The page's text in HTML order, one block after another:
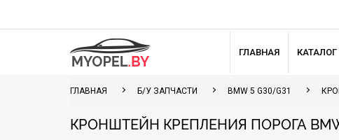
ГЛАВНАЯ КАТАЛОГ
ГЛАВНАЯ Б/У ЗАПЧАСТИ BMW 5 G30/G31
КРОНШТЕЙН КРЕПЛЕНИЯ ПОРОГА BMW